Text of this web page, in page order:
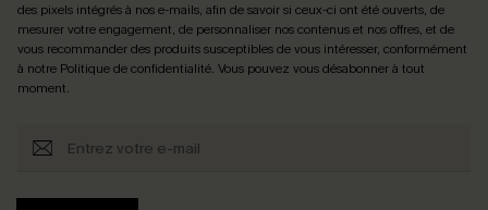
des pixels intégrés à nos e-mails, afin de savoir si ceux-ci ont été ouverts, de
mesurer votre engagement, de personnaliser nos contenus et nos offres, et de
vous recommander des produits susceptibles de vous intéresser, conformément
à notre Politique de confidentialité. Vous pouvez vous désabonner à tout
moment.